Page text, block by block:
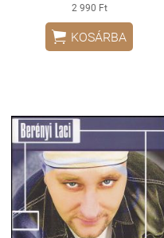
2 990 Ft
 KOSÁRBA